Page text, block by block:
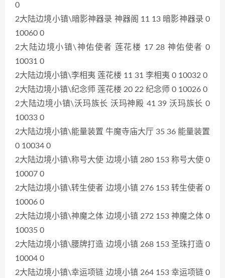
0
2大陆边境小镇\暗影神器录 神器阁 11 13 暗影神器录 0
10060 0
2大陆边境小镇\神佑使者 莲花楼 17 28 神佑使者 0
10031 0
2大陆边境小镇\李相夷 莲花楼 11 31 李相夷 0 10032 0
2大陆边境小镇\纪念师 莲花楼 20 22 纪念师 0 10026 0
2大陆边境小镇\沃玛族长 沃玛神殿 41 39 沃玛族长 0
10033 0
2大陆边境小镇\能量装置 牛魔寺庙大厅 35 36 能量装置
0 10034 0
2大陆边境小镇\称号大使 边境小镇 280 153 称号大使 0
10007 0
2大陆边境小镇\转生使者 边境小镇 276 153 转生使者 0
10006 0
2大陆边境小镇\神魔之体 边境小镇 272 153 神魔之体 0
10035 0
2大陆边境小镇\腰牌打造 边境小镇 268 153 圣珠打造 0
10004 0
2大陆边境小镇\幸运项链 边境小镇 264 153 幸运项链 0